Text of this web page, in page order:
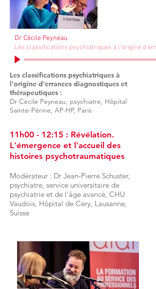
Dr Cécile Peyneau
Les classifications psychiatriques à l'origine
Les classifications psychiatriques à
l'origine d'errances diagnostiques et
thérapeutiques :
Dr Cécile Peyneau, psychiatre, Hôpital
Sainte-Périne, AP-HP, Paris
11h00 - 12:15 : Révélation.
L'émergence et l'accueil des
histoires psychotraumatiques
Modérateur : Dr Jean-Pierre Schuster,
psychiatre, service universitaire de
psychiatrie et de l'âge avancé, CHU
Vaudois, Hôpital de Cery, Lausanne,
Suisse